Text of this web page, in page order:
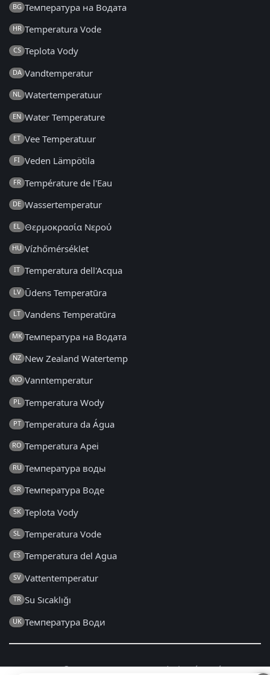
BG Температура на Водата
HR Temperatura Vode
CS Teplota Vody
DA Vandtemperatur
NL Watertemperatuur
EN Water Temperature
ET Vee Temperatuur
FI Veden Lämpötila
FR Température de l'Eau
DE Wassertemperatur
EL Θερμοκρασία Νερού
HU Vízhőmérséklet
IT Temperatura dell'Acqua
LV Ūdens Temperatūra
LT Vandens Temperatūra
MK Температура на Водата
NZ New Zealand Watertemp
NO Vanntemperatur
PL Temperatura Wody
PT Temperatura da Água
RO Temperatura Apei
RU Температура воды
SR Температура Воде
SK Teplota Vody
SL Temperatura Vode
ES Temperatura del Agua
SV Vattentemperatur
TR Su Sıcaklığı
UK Температура Води
2014 - 2026 © eautemp.com – Tous droits réservés